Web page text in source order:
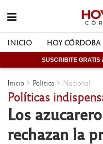
INICIO HOY CÓRDOBA
SUSCRIBITE
Inicio Política Nacional
Políticas
Los
rechazan la